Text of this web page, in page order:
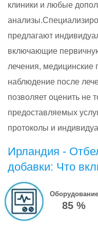
клиники и любые
предлагают
включающие
лечения,
наблюдение после
позволяет оценить не
предоставляемых
протоколы и
Ирландия -
добавки: Что
Оборудование
85 %